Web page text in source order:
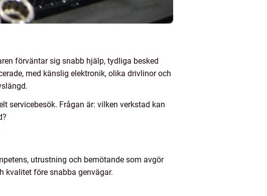
förväntar sig snabb hjälp, tydliga besked
med känslig elektronik, olika drivlinor och
servicebesök. Frågan är: vilken verkstad kan
utrustning och bemötande som avgör
kvalitet före snabba genvägar.